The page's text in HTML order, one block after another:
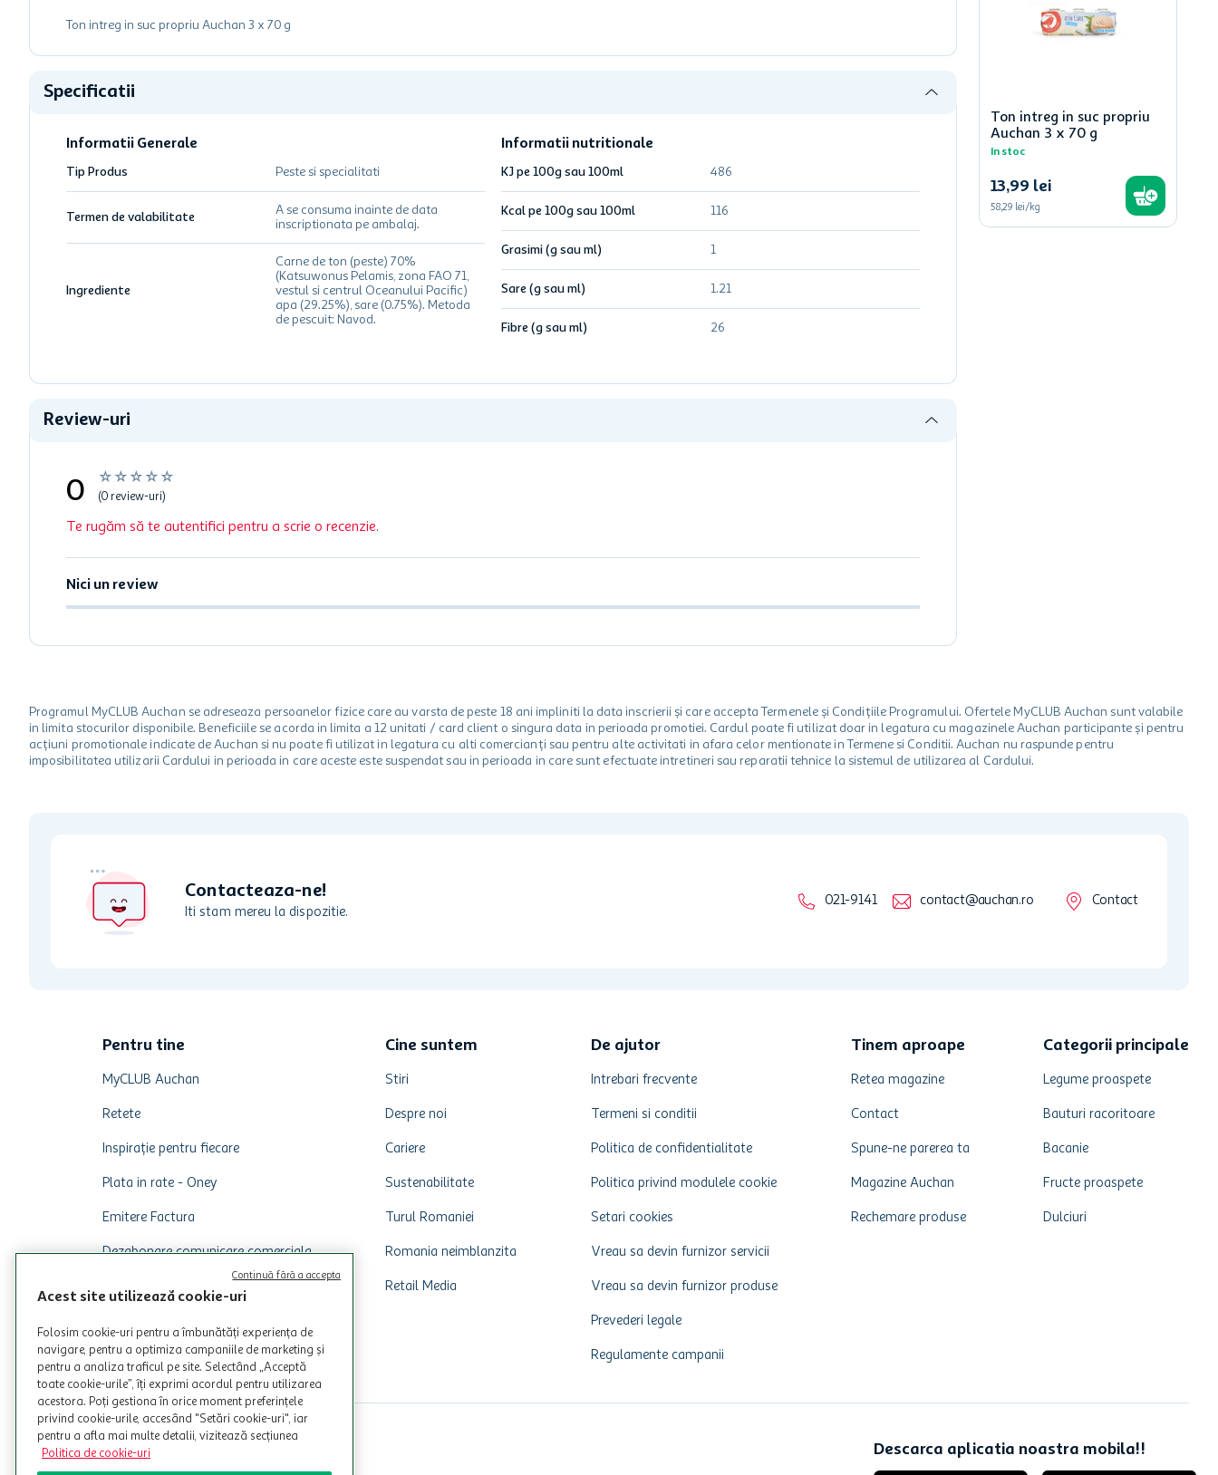
Ton intreg in suc propriu Auchan 3 x 70 g
Specificatii
Informatii Generale
Tip Produs Peste si specialitati
Termen de valabilitate
A se consuma inainte de data
inscriptionata pe ambalaj.
Ingrediente
Carne de ton (peste) 70%
(Katsuwonus Pelamis, zona FAO 71,
vestul si centrul Oceanului Pacific)
apa (29.25%), sare (0.75%). Metoda
de pescuit: Navod.
Informatii nutritionale
KJ pe 100g sau 100ml 486
Kcal pe 100g sau 100ml 116
Grasimi (g sau ml) 1
Sare (g sau ml) 1.21
Fibre (g sau ml) 26
Review-uri
☆ ☆ ☆ ☆ ☆
0 (0 review-uri)
Te rugăm să te autentifici pentru a scrie o recenzie.
Nici un review
Ton intreg in suc propriu
Auchan 3 x 70 g
In stoc
13,99 lei
58,29 lei/kg
Programul MyCLUB Auchan se adreseaza persoanelor fizice care au varsta de peste 18 ani impliniti la data inscrierii și care accepta Termenele și Condițiile Programului. Ofertele MyCLUB Auchan sunt valabile
in limita stocurilor disponibile. Beneficiile se acorda in limita a 12 unitati / card client o singura data in perioada promotiei. Cardul poate fi utilizat doar in legatura cu magazinele Auchan participante și pentru
acțiuni promotionale indicate de Auchan si nu poate fi utilizat in legatura cu alti comercianți sau pentru alte activitati in afara celor mentionate in Termene si Conditii. Auchan nu raspunde pentru
imposibilitatea utilizarii Cardului in perioada in care aceste este suspendat sau in perioada in care sunt efectuate intretineri sau reparatii tehnice la sistemul de utilizarea al Cardului.
Contacteaza-ne!
Iti stam mereu la dispozitie.
021-9141 contact@auchan.ro Contact
Pentru tine
MyCLUB Auchan
Retete
Inspirație pentru fiecare
Plata in rate - Oney
Emitere Factura
Dezabonare comunicare comerciala
Cine suntem
Stiri
Despre noi
Cariere
Sustenabilitate
Turul Romaniei
Romania neimblanzita
Retail Media
De ajutor
Intrebari frecvente
Termeni si conditii
Politica de confidentialitate
Politica privind modulele cookie
Setari cookies
Vreau sa devin furnizor servicii
Vreau sa devin furnizor produse
Prevederi legale
Regulamente campanii
Tinem aproape
Retea magazine
Contact
Spune-ne parerea ta
Magazine Auchan
Rechemare produse
Categorii principale
Legume proaspete
Bauturi racoritoare
Bacanie
Fructe proaspete
Dulciuri
Descarca aplicatia noastra mobila!!
Acest site utilizează cookie-uri
Folosim cookie-uri pentru a îmbunătăți experiența de
navigare, pentru a optimiza campaniile de marketing și
pentru a analiza traficul pe site. Selectând „Acceptă
toate cookie-urile”, îți exprimi acordul pentru utilizarea
acestora. Poți gestiona în orice moment preferințele
privind cookie-urile, accesând "Setări cookie-uri", iar
pentru a afla mai multe detalii, vizitează secțiunea
Politica de cookie-uri
Continuă fără a accepta